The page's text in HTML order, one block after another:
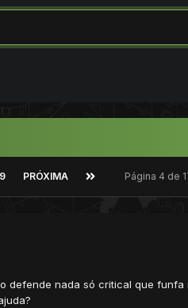
9 PRÓXIMA Página 4 de
defende nada só critical que